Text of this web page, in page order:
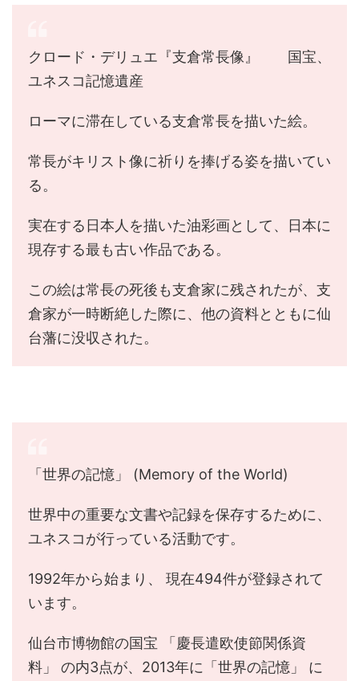
クロード・デリュエ『支倉常長像』 国宝、
ユネスコ記憶遺産
ローマに滞在している支倉常長を描いた絵。
常長がキリスト像に祈りを捧げる姿を描いてい
る。
実在する日本人を描いた油彩画として、日本に
現存する最も古い作品である。
この絵は常長の死後も支倉家に残されたが、支
倉家が一時断絶した際に、他の資料とともに仙
台藩に没収された。
「世界の記憶」 (Memory of the World)
世界中の重要な文書や記録を保存するために、
ユネスコが行っている活動です。
1992年から始まり、 現在494件が登録されて
います。
仙台市博物館の国宝 「慶長遣欧使節関係資
料」 の内3点が、2013年に「世界の記憶」 に